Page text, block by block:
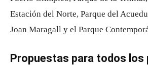
Estación del Norte, Parque del
Joan Maragall y el Parque
Propuestas para todos los